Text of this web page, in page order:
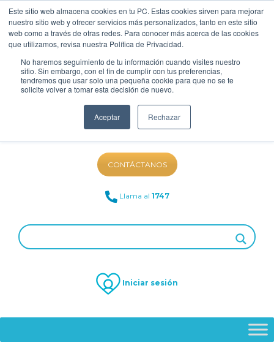
Este sitio web almacena cookies en tu PC. Estas cookies sirven para mejorar
nuestro sitio web y ofrecer servicios más personalizados, tanto en este sitio
web como a través de otras redes. Para conocer más acerca de las cookies
que utilizamos, revisa nuestra Política de Privacidad.
No haremos seguimiento de tu información cuando visites nuestro
sitio. Sin embargo, con el fin de cumplir con tus preferencias,
tendremos que usar solo una pequeña cookie para que no se te
solicite volver a tomar esta decisión de nuevo.
Aceptar Rechazar
NUESTRO BLOG
CONTÁCTANOS
Llama al 1747
Iniciar sesión